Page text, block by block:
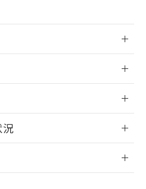
ン/会員登録
例
関するお客様との取
して"
記載されている法人を
質）の非含有証明書
書（当社基準）
点で非含有を証明す
完了までの期間は出
混在することから備考
おりました。
への在庫切替を完了